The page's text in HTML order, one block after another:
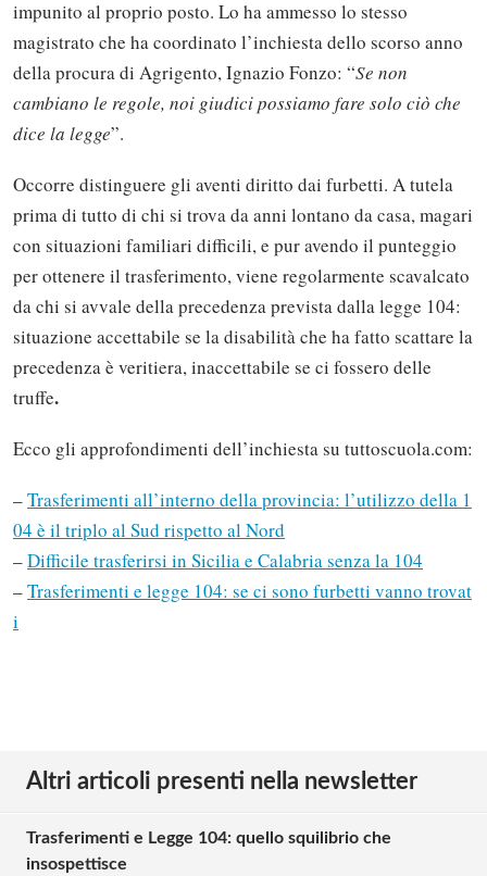
impunito al proprio posto. Lo ha ammesso lo stesso
magistrato che ha coordinato l’inchiesta dello scorso anno
della procura di Agrigento, Ignazio Fonzo: “Se non
cambiano le regole, noi giudici possiamo fare solo ciò che
dice la legge”.
Occorre distinguere gli aventi diritto dai furbetti. A tutela
prima di tutto di chi si trova da anni lontano da casa, magari
con situazioni familiari difficili, e pur avendo il punteggio
per ottenere il trasferimento, viene regolarmente scavalcato
da chi si avvale della precedenza prevista dalla legge 104:
situazione accettabile se la disabilità che ha fatto scattare la
precedenza è veritiera, inaccettabile se ci fossero delle
truffe.
Ecco gli approfondimenti dell’inchiesta su tuttoscuola.com:
–Trasferimenti all’interno della provincia: l’utilizzo della 1
04 è il triplo al Sud rispetto al Nord
–Difficile trasferirsi in Sicilia e Calabria senza la 104
–Trasferimenti e legge 104: se ci sono furbetti vanno trovat
i
Altri articoli presenti nella newsletter
Trasferimenti e Legge 104: quello squilibrio che
insospettisce